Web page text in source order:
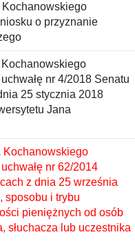
Kochanowskiego
o przyznanie
nr 4/2018 Senatu
25 stycznia 2018
Jana
Kochanowskiego
nr 62/2014
z dnia 25 września
sposobu i trybu
pieniężnych od osób
słuchacza lub uczestnika